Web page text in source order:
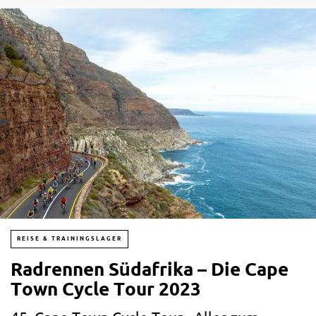
Räder die Kundenbedürfnisse hier besser befriedigen?
„Ein von Hand gebautes Laurad ist schon eine Investition,
wenn du aber bereit bist hin und wieder ein Teil
auszutauschen, wirst du viele Winter Freude daran
haben,“ sagt Andy Phillips, Mechaniker und Laufradbauer.
Phillips sagt, dass Hersteller wie Mavic und Fulcrum gute
und günstige Laufräder auf dem Markt haben. Muss man
allerdings einmal eine verschlissene Felge erneuern, kann
es auch schnell ein bisschen teurer werden. Ist zudem
auch noch die Nabe abgenutzt, ist es in den meisten
Fällen sogar günstiger sich ein komplett neues Laufrad zu
kaufen.
REISE & TRAININGSLAGER
Radrennen Südafrika – Die Cape
Town Cycle Tour 2023